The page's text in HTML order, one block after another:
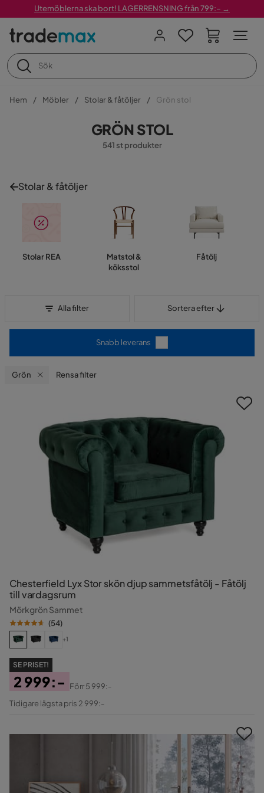
Utemöblerna ska bort! LAGERRENSNING från 799:– →
Hem Möbler Stolar & fåtöljer Grön stol
GRÖN STOL
541 st produkter
Stolar & fåtöljer
Stolar REA
Matstol &
köksstol
Fåtölj
Alla filter Sortera efter
Snabb leverans
Grön Rensa filter
Chesterfield Lyx Stor skön djup sammetsfåtölj - Fåtölj
till vardagsrum
Mörkgrön Sammet
(54)
+1
SE PRISET!
Pris
2 999:-
Original
Förr5 999:-
Tidigare lägsta pris 2 999:-